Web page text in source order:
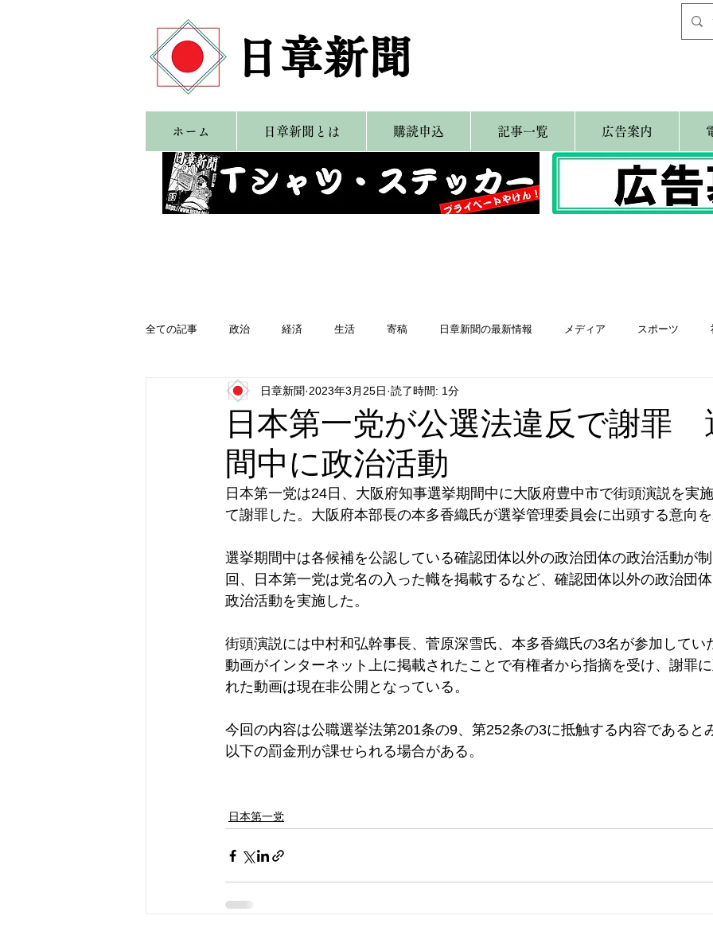
​日章新聞
ホーム 日章新聞とは 購読申込 記事一覧 広告案内
全ての記事 政治 経済 生活 寄稿 日章新聞の最新情報 メディア スポーツ
日本第一党 日本派保守同盟 はやぶさ党 自民党
日本第一党が公選法違反で謝罪
間中に政治活動
日章新聞 2023年3月25日 読了時間: 1分
日本第一党は24日、大阪府知事選挙期間中に大阪府豊中市で街頭演説を実
て謝罪した。大阪府本部長の本多香織氏が選挙管理委員会に出頭する意向を
選挙期間中は各候補を公認している確認団体以外の政治団体の政治活動が
回、日本第一党は党名の入った幟を掲載するなど、確認団体以外の政治団体
政治活動を実施した。
街頭演説には中村和弘幹事長、菅原深雪氏、本多香織氏の3名が参加してい
動画がインターネット上に掲載されたことで有権者から指摘を受け、謝罪
れた動画は現在非公開となっている。
今回の内容は公職選挙法第201条の9、第252条の3に抵触する内容であると
以下の罰金刑が課せられる場合がある。
日本第一党